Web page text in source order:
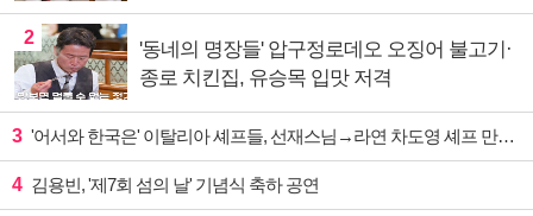
2
'동네의 명장들' 압구정로데오 오징어 불고기·
종로 치킨집, 유승목 입맛 저격
3 '어서와 한국은' 이탈리아 셰프들, 선재스님→라연 차도영 셰프 만난다
4 김용빈, '제7회 섬의 날' 기념식 축하 공연